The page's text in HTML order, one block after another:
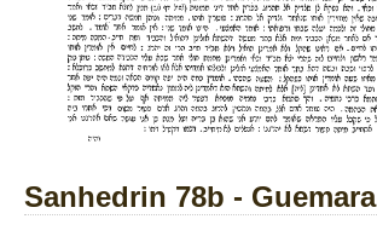
Sanhedrin 78b - Guemara